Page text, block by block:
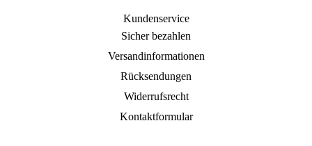
Kundenservice
Sicher bezahlen
Versandinformationen
Rücksendungen
Widerrufsrecht
Kontaktformular